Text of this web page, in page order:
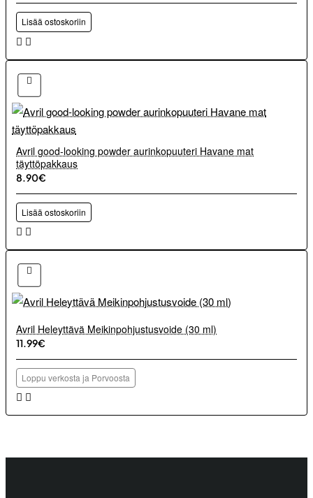
Lisää ostoskoriin
Avril good-looking powder aurinkopuuteri Havane mat
täyttöpakkaus
8.90€
Lisää ostoskoriin
Avril Heleyttävä Meikinpohjustusvoide (30 ml)
11.99€
Loppu verkosta ja Porvoosta